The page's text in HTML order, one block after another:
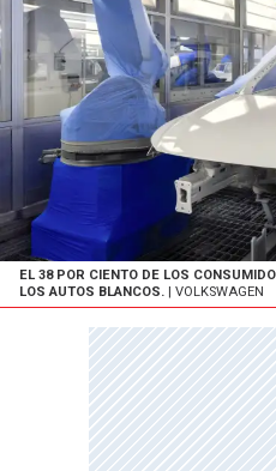
EL 38 POR CIENTO DE LOS
LOS AUTOS BLANCOS. | VOLKSWAGEN